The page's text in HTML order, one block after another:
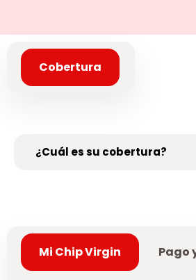
Cobertura
¿Cuál es su cobertura?
Mi Chip Virgin Pago